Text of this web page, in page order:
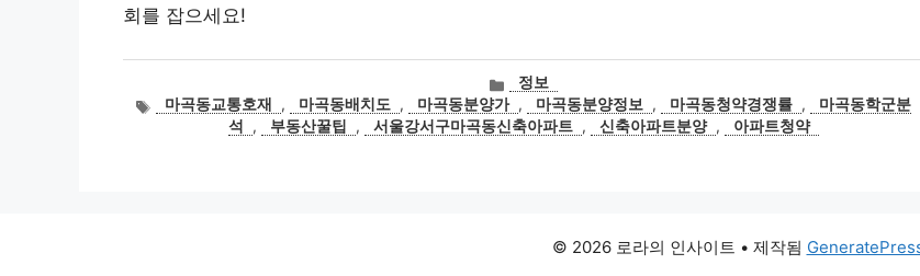
회를 잡으세요!
카
테
고
정보
태마곡동교통호재 , 마곡동배치도 , 마곡동분양가 , 마곡동분양정보 , 마곡동청약경쟁률 ,
마곡동학군분
석
, 부동산꿀팁 , 서울강서구마곡동신축아파트 , 신축아파트분양 , 아파트청약
© 2026 로라의 인사이트 • 제작됨